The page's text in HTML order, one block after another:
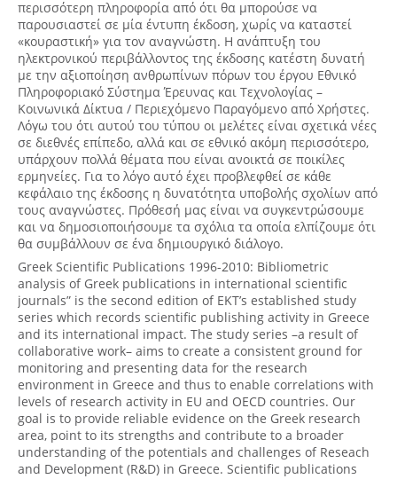
περισσότερη πληροφορία από ότι θα μπορούσε να
παρουσιαστεί σε μία έντυπη έκδοση, χωρίς να καταστεί
«κουραστική» για τον αναγνώστη. Η ανάπτυξη του
ηλεκτρονικού περιβάλλοντος της έκδοσης κατέστη δυνατή
με την αξιοποίηση ανθρωπίνων πόρων του έργου Εθνικό
Πληροφοριακό Σύστημα Έρευνας και Τεχνολογίας –
Κοινωνικά Δίκτυα / Περιεχόμενο Παραγόμενο από Χρήστες.
Λόγω του ότι αυτού του τύπου οι μελέτες είναι σχετικά νέες
σε διεθνές επίπεδο, αλλά και σε εθνικό ακόμη περισσότερο,
υπάρχουν πολλά θέματα που είναι ανοικτά σε ποικίλες
ερμηνείες. Για το λόγο αυτό έχει προβλεφθεί σε κάθε
κεφάλαιο της έκδοσης η δυνατότητα υποβολής σχολίων από
τους αναγνώστες. Πρόθεσή μας είναι να συγκεντρώσουμε
και να δημοσιοποιήσουμε τα σχόλια τα οποία ελπίζουμε ότι
θα συμβάλλουν σε ένα δημιουργικό διάλογο.
Greek Scientific Publications 1996-2010: Bibliometric
analysis of Greek publications in international scientific
journals” is the second edition of EKT’s established study
series which records scientific publishing activity in Greece
and its international impact. The study series –a result of
collaborative work– aims to create a consistent ground for
monitoring and presenting data for the research
environment in Greece and thus to enable correlations with
levels of research activity in EU and OECD countries. Our
goal is to provide reliable evidence on the Greek research
area, point to its strengths and contribute to a broader
understanding of the potentials and challenges of Reseach
and Development (R&D) in Greece. Scientific publications